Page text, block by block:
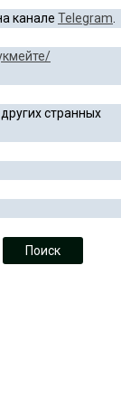
канале Telegram
странных